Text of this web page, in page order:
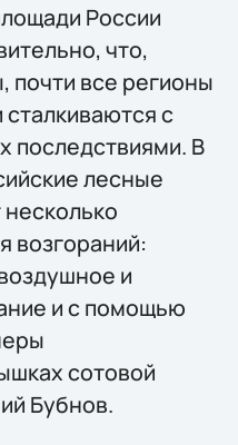
России
что,
почти все регионы
сталкиваются с
последствиями. В
лесные
возгораний:
и
и с помощью
сотовой
Бубнов.